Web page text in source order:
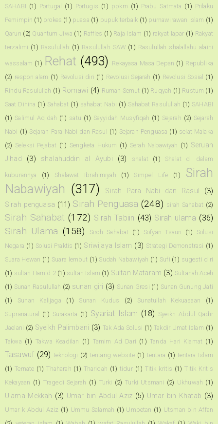
SAHABI (1) Portugal (1) Portugis (1) ppkm (1) Prabu Satmata (1) Prilaku
Pemimpin (1) prokes (1) puasa (1) pupuk terbaik (1) purnawirawan Islam (1)
Qarun (2) Quantum Jiwa (1) Raffles (1) Raja Islam (1) rakyat lapar (1) Rakyat
terzalimi (1) Rasulullah (1) Rasulullah SAW (1) Rasulullah shalallahu alaihi
wassalam (1) Rehat (493) Rekayasa Masa Depan (1) Republika
(2) respon alam (1) Revolusi diri (1) Revolusi Sejarah (1) Revolusi Sosial (1)
Rindu Rasulullah (1) Romawi (4) Rumah Semut (1) Ruqyah (1) Rustum (1)
Saat Dihina (1) Sahabat (1) sahabat Nabi (1) Sahabat Rasulullah (1) SAHABI
(1) Salimul Aqidah (1) satu (1) Sayyidah Musyfiqah (1) Sejarah (2) Sejarah
Nabi (1) Sejarah Para Nabi dan Rasul (1) Sejarah Penguasa (1) selat Malaka
(2) Seleksi Pejabat (1) Sengketa Hukum (1) Serah Nabawiyah (1) Seruan
Jihad
(3) shalahuddin al Ayubi (3) shalat (1) Shalat di dalam
kuburannya (1) Shalawat Ibrahimiyah (1) Simpel Life (1)
Sirah
Nabawiyah (317) Sirah Para Nabi dan Rasul
(3)
Sirah penguasa (11) Sirah Penguasa (248) sirah Sahabat (2)
Sirah Sahabat (172) Sirah Tabiin (43) Sirah ulama (36)
Sirah Ulama (158) Siroh Sahabat (1) Sofyan Tsauri (1)
Solusi
Negara (1) Solusi Praktis (1) Sriwijaya Islam (3) Strategi Demonstrasi (1)
Suara Hewan (1) Suara lembut (1) Sudah Nabawiyah (1) Sufi (1) sugesti diri
(1) sultan Hamid 2 (1) sultan Islam (1) Sultan Mataram (3) Sultanah Aceh
(1) Sunah Rasulullah (2) sunan giri (3) Sunan Gresi (1) Sunan Gunung Jati
(1)
Sunan Kalijaga (1) Sunan Kudus (2) Sunatullah Kekuasaan
(1)
Supranatural
(1) Surakarta (1) Syariat Islam (18) Syeikh Abdul Qadir
Jaelani (2) Syeikh Palimbani (3) Tak Ada Solusi (1) Takdir Umat Islam (1)
Takwa (1) Takwa Keadilan (1) Tamim Ad Dari (1) Tanda Hari Kiamat (1)
Tasawuf (29) teknologi (2) tentang website (1) tentara (1) tentara Islam
(1) Ternate (1) Thaharah (1) Thariqah (1) tidur (1) Titik kritis (1) Titik Kritis
Kekayaan (1) Tragedi Sejarah (1) Turki (2) Turki Utsmani (2) Ukhuwah (1)
Ulama Mekkah (3) Umar bin Abdul Aziz (5) Umar bin Khatab (3)
Umar k Abdul Aziz (1) Ummu Salamah (1) Umpetan (1) Utsman bin Affan